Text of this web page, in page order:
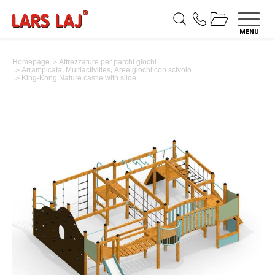
MENU
Homepage
Attrezzature per parchi giochi
Arrampicata, Multiactivities, Aree giochi con scivolo
King-Kong Nature castle with slide